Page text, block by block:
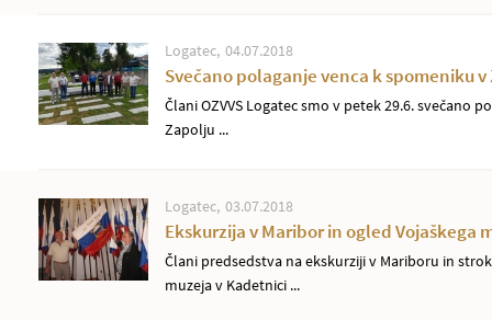
Logatec 04.07.2018
Svečano polaganje venca k spomeniku
Člani OZVVS Logatec smo v petek 29.6. svečano
Zapolju ...
Logatec 03.07.2018
Ekskurzija v Maribor in ogled Vojaškega
Člani predsedstva na ekskurziji v Mariboru in
muzeja v Kadetnici ...